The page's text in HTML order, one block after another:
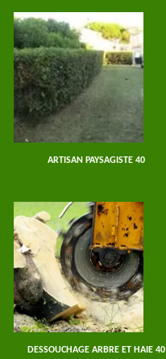
ARTISAN PAYSAGISTE 40
DESSOUCHAGE ARBRE ET HAIE 40